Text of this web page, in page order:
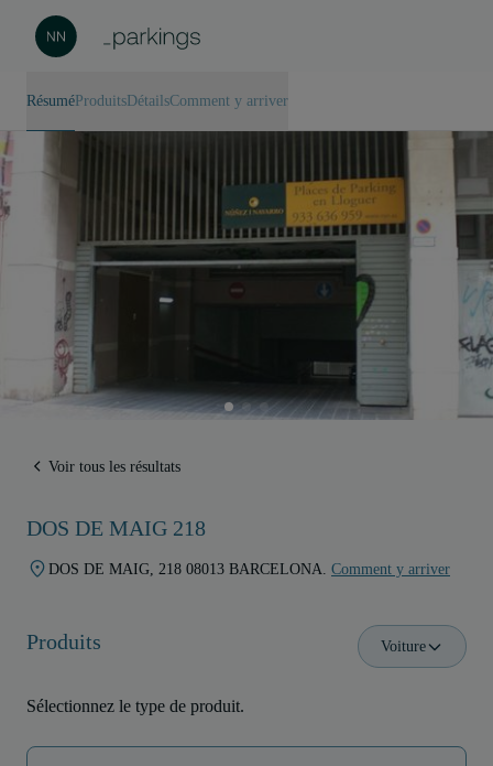
Résumé Produits DétailsComment y arriver
Voir tous les résultats
DOS DE MAIG 218
DOS DE MAIG, 218 08013 BARCELONA. Comment y arriver
Produits
Sélectionnez le type de produit.
Voiture